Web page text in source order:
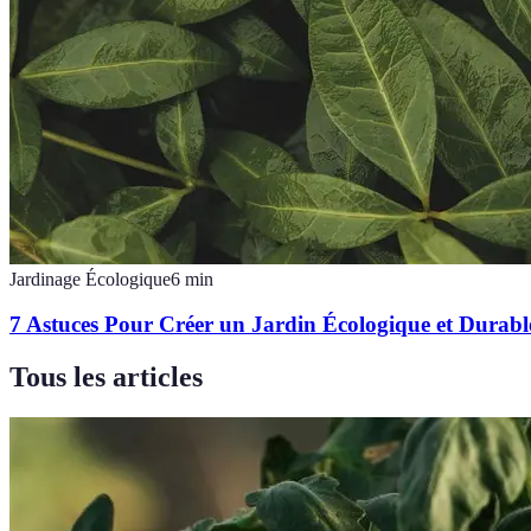
Jardinage Écologique6 min
7 Astuces Pour Créer un Jardin Écologique et
Tous les articles